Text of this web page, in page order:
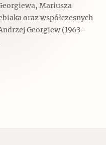
puder z
Mariusza
oraz współczesnych
Georgiew (1963–